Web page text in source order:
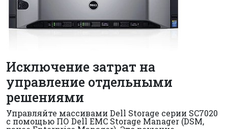
Исключение затрат на
управление отдельными
решениями
Управляйте массивами Dell Storage серии SC7020
с помощью ПО Dell EMC Storage Manager (DSM,